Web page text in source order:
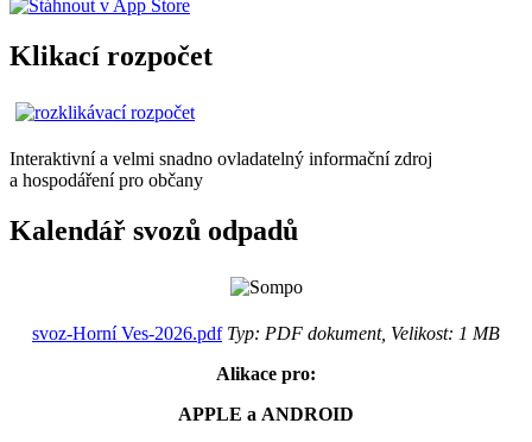
Klikací rozpočet
Interaktivní a velmi snadno ovladatelný informační zdroj
a hospodáření pro občany
Kalendář svozů odpadů
svoz-Horní Ves-2026.pdfTyp: PDF dokument, Velikost: 1 MB
Alikace pro:
APPLE a ANDROID